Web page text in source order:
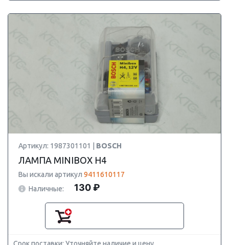
Артикул: 1987301101 | BOSCH
ЛАМПА MINIBOX Н4
Вы искали артикул 9411610117
Наличные:
130 ₽